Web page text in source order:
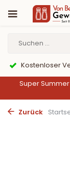
Kostenloser
Super
Zurück